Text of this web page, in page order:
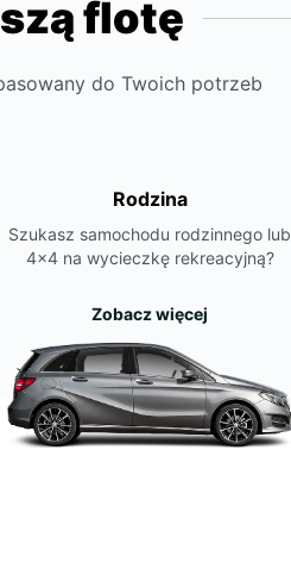
flotę
do Twoich potrzeb
Rodzina
Szukasz samochodu rodzinnego lub
4x4 na wycieczkę rekreacyjną?
Zobacz więcej